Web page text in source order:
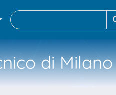
di Milano